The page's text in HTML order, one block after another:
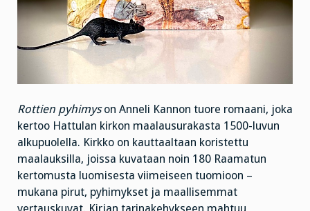
Rottien pyhimyson Anneli Kannon tuore romaani, joka
kertoo Hattulan kirkon maalausurakasta 1500-luvun
alkupuolella. Kirkko on kauttaaltaan koristettu
maalauksilla, joissa kuvataan noin 180 Raamatun
kertomusta luomisesta viimeiseen tuomioon –
mukana pirut, pyhimykset ja maallisemmat
vertauskuvat. Kirjan tarinakehykseen mahtuu